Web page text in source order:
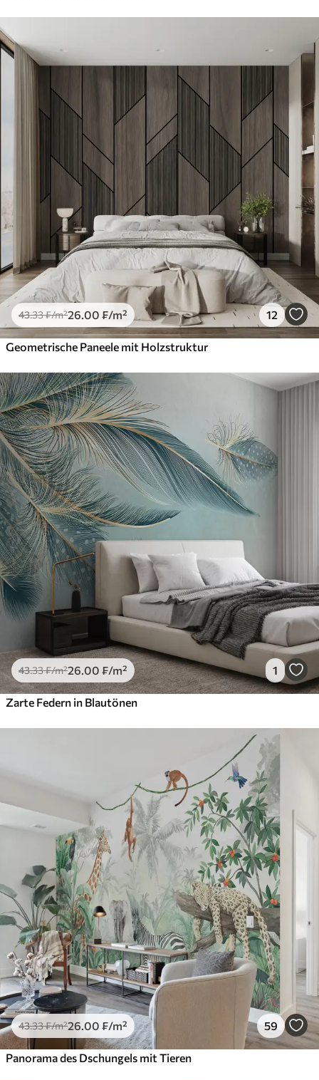
43.33₣/m²26 .00 ₣/m² 12
Geometrische Paneele mit Holzstruktur
43.33₣/m²26 .00 ₣/m² 1
Zarte Federn in Blautönen
43.33₣/m²26 .00 ₣/m² 59
Panorama des Dschungels mit Tieren